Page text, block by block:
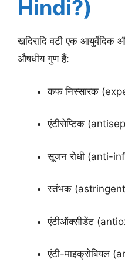
Hindi?)
खदिरादि वटी एक आयुर्वेदिक
औषधीय गुण हैं:
कफ निस्सारक
एंटीसेप्टिक
सूजन रोधी (anti-
स्तंभक
एंटीऑक्सीडेंट
एंटी-माइक्रोबियल